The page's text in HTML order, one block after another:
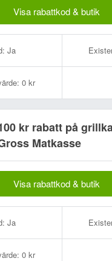
Visa rabattkod & butik
Ja
0 kr
kr rabatt på
Matkasse
Visa rabattkod & butik
Ja
0 kr